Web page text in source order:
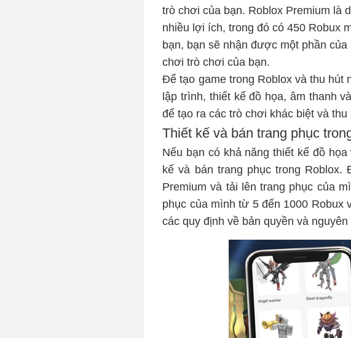
trò chơi của bạn. Roblox Premium là
nhiều lợi ích, trong đó có 450 Robux
bạn, bạn sẽ nhận được một phần
chơi trò chơi của bạn.
Để tạo game trong Roblox và thu
lập trình, thiết kế đồ họa, âm thanh
để tạo ra các trò chơi khác biệt và
Thiết kế và bán trang phục
Nếu bạn có khả năng thiết kế đồ
kế và bán trang phục trong Roblox.
Premium và tải lên trang phục của
phục của mình từ 5 đến 1000 Robux
các quy định về bản quyền và